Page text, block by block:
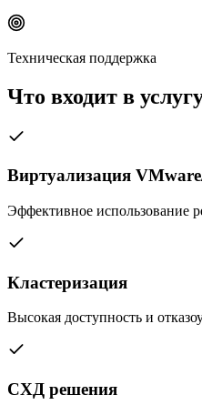
Техническая поддержка
Что входит в
Виртуализация
Эффективное использование
Кластеризация
Высокая доступность и
СХД решения